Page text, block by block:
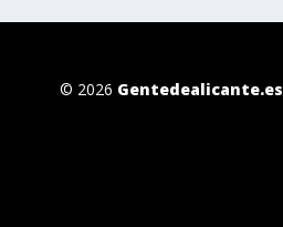
© 2026 Gentedealicante.es